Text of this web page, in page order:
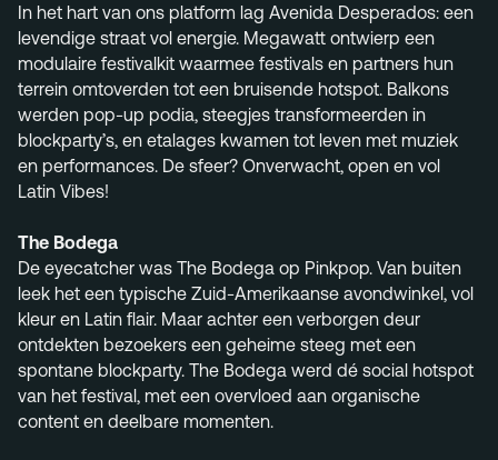
In het hart van ons platform lag Avenida Desperados: een
levendige straat vol energie. Megawatt ontwierp een
modulaire festivalkit waarmee festivals en partners hun
terrein omtoverden tot een bruisende hotspot. Balkons
werden pop-up podia, steegjes transformeerden in
blockparty’s, en etalages kwamen tot leven met muziek
en performances. De sfeer? Onverwacht, open en vol
Latin Vibes!
The Bodega
De eyecatcher was The Bodega op Pinkpop. Van buiten
leek het een typische Zuid-Amerikaanse avondwinkel, vol
kleur en Latin flair. Maar achter een verborgen deur
ontdekten bezoekers een geheime steeg met een
spontane blockparty. The Bodega werd dé social hotspot
van het festival, met een overvloed aan organische
content en deelbare momenten.